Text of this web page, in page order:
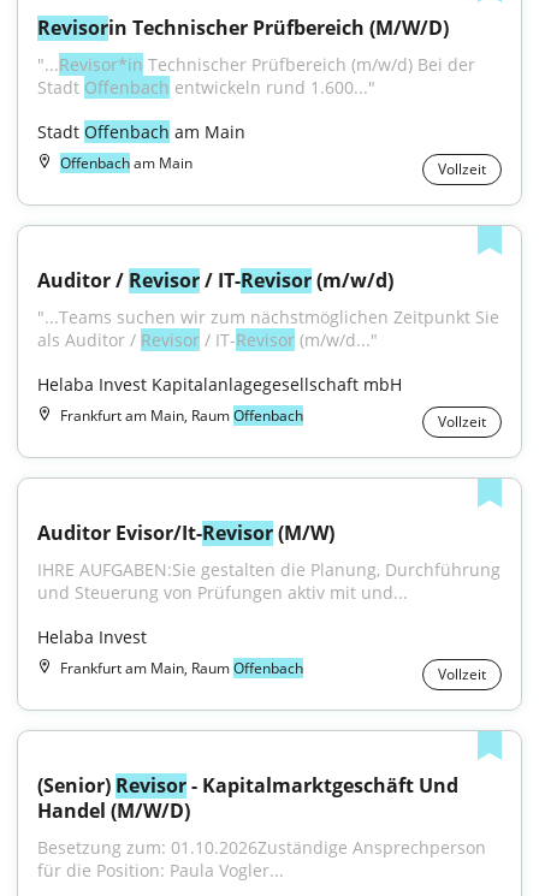
Revisorin Technischer Prüfbereich (M/W/D)
"...Revisor*in Technischer Prüfbereich (m/w/d) Bei der
Stadt Offenbach entwickeln rund 1.600..."
Stadt Offenbach am Main
Offenbacham Main Vollzeit
Auditor / Revisor / IT-Revisor (m/w/d)
"...Teams suchen wir zum nächstmöglichen Zeitpunkt Sie
als Auditor / Revisor / IT-Revisor (m/w/d..."
Helaba Invest Kapitalanlagegesellschaft mbH
Frankfurt am Main, RaumOffenbach Vollzeit
Auditor Evisor/It-Revisor (M/W)
IHRE AUFGABEN:Sie gestalten die Planung, Durchführung
und Steuerung von Prüfungen aktiv mit und...
Helaba Invest
Frankfurt am Main, RaumOffenbach Vollzeit
(Senior) Revisor - Kapitalmarktgeschäft Und
Handel (M/W/D)
Besetzung zum: 01.10.2026Zuständige Ansprechperson
für die Position: Paula Vogler...